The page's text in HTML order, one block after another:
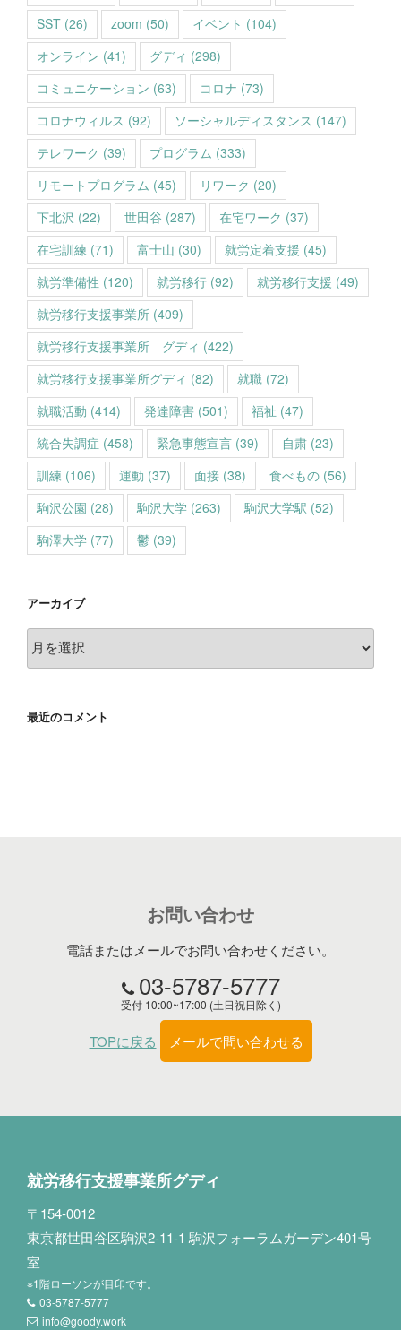
SST (26) zoom (50) イベント (104)
オンライン (41) グディ (298)
コミュニケーション (63) コロナ (73)
コロナウィルス (92) ソーシャルディスタンス (147)
テレワーク (39) プログラム (333)
リモートプログラム (45) リワーク (20)
下北沢 (22) 世田谷 (287) 在宅ワーク (37)
在宅訓練 (71) 富士山 (30) 就労定着支援 (45)
就労準備性 (120) 就労移行 (92) 就労移行支援 (49)
就労移行支援事業所 (409)
就労移行支援事業所 グディ (422)
就労移行支援事業所グディ (82) 就職 (72)
就職活動 (414) 発達障害 (501) 福祉 (47)
統合失調症 (458) 緊急事態宣言 (39) 自粛 (23)
訓練 (106) 運動 (37) 面接 (38) 食べもの (56)
駒沢公園 (28) 駒沢大学 (263) 駒沢大学駅 (52)
駒澤大学 (77) 鬱 (39)
アーカイブ
ア
ー
イ
最近のコメント
お問い合わせ
電話またはメールでお問い合わせください。
03-5787-5777
受付 10:00~17:00 (土日祝日除く)
TOPに戻る メールで問い合わせる
就労移行支援事業所グディ
〒154-0012
東京都世田谷区駒沢2-11-1 駒沢フォーラムガーデン401号
室
※1階ローソンが目印です。
03-5787-5777
info@goody.work